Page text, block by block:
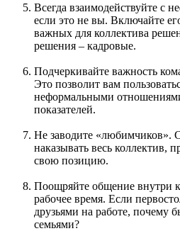
Всегда взаимодействуйте с
если это не вы. Включайте
важных для коллектива
решения – кадровые.
Подчеркивайте важность
Это позволит вам
неформальными
показателей.
Не заводите «любимчиков».
наказывать весь коллектив,
свою позицию.
Поощряйте общение внутри
рабочее время. Если
друзьями на работе, почему
семьями?